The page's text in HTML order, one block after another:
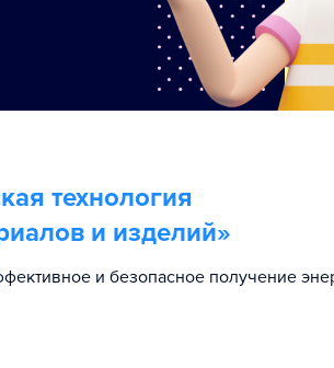
технология
и изделий»
и безопасное получение